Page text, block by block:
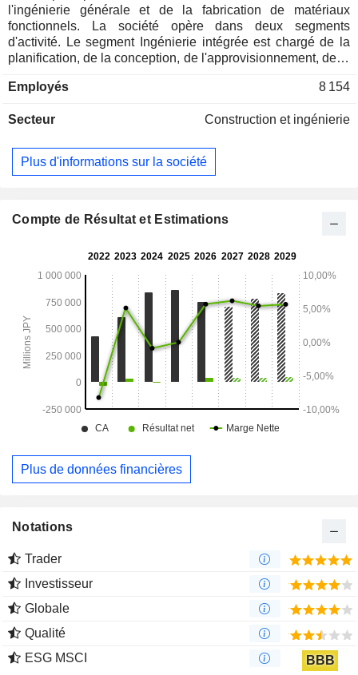
l'ingénierie générale et de la fabrication de matériaux
fonctionnels. La société opère dans deux segments
d'activité. Le segment Ingénierie intégrée est chargé de la
planification, de la conception, de l'approvisionnement, de la
d'installations destinés aux secteurs du pétrole, du raffinage
(GNL) et autres, ainsi qu'aux secteurs de l'eau et de la
matériaux fonctionnels » est impliqué dans la fabrication et
la vente de produits dans les domaines des catalyseurs, des
et des énergies de nouvelle génération. La société est
administrative, le dessalement, ainsi que la production et la
Employés 8 154
Secteur Construction et ingénierie
Plus d'informations sur la société
Compte de Résultat et Estimations
Plus de données financières
Notations
Trader
Investisseur
Globale
Qualité
ESG MSCI
BBB